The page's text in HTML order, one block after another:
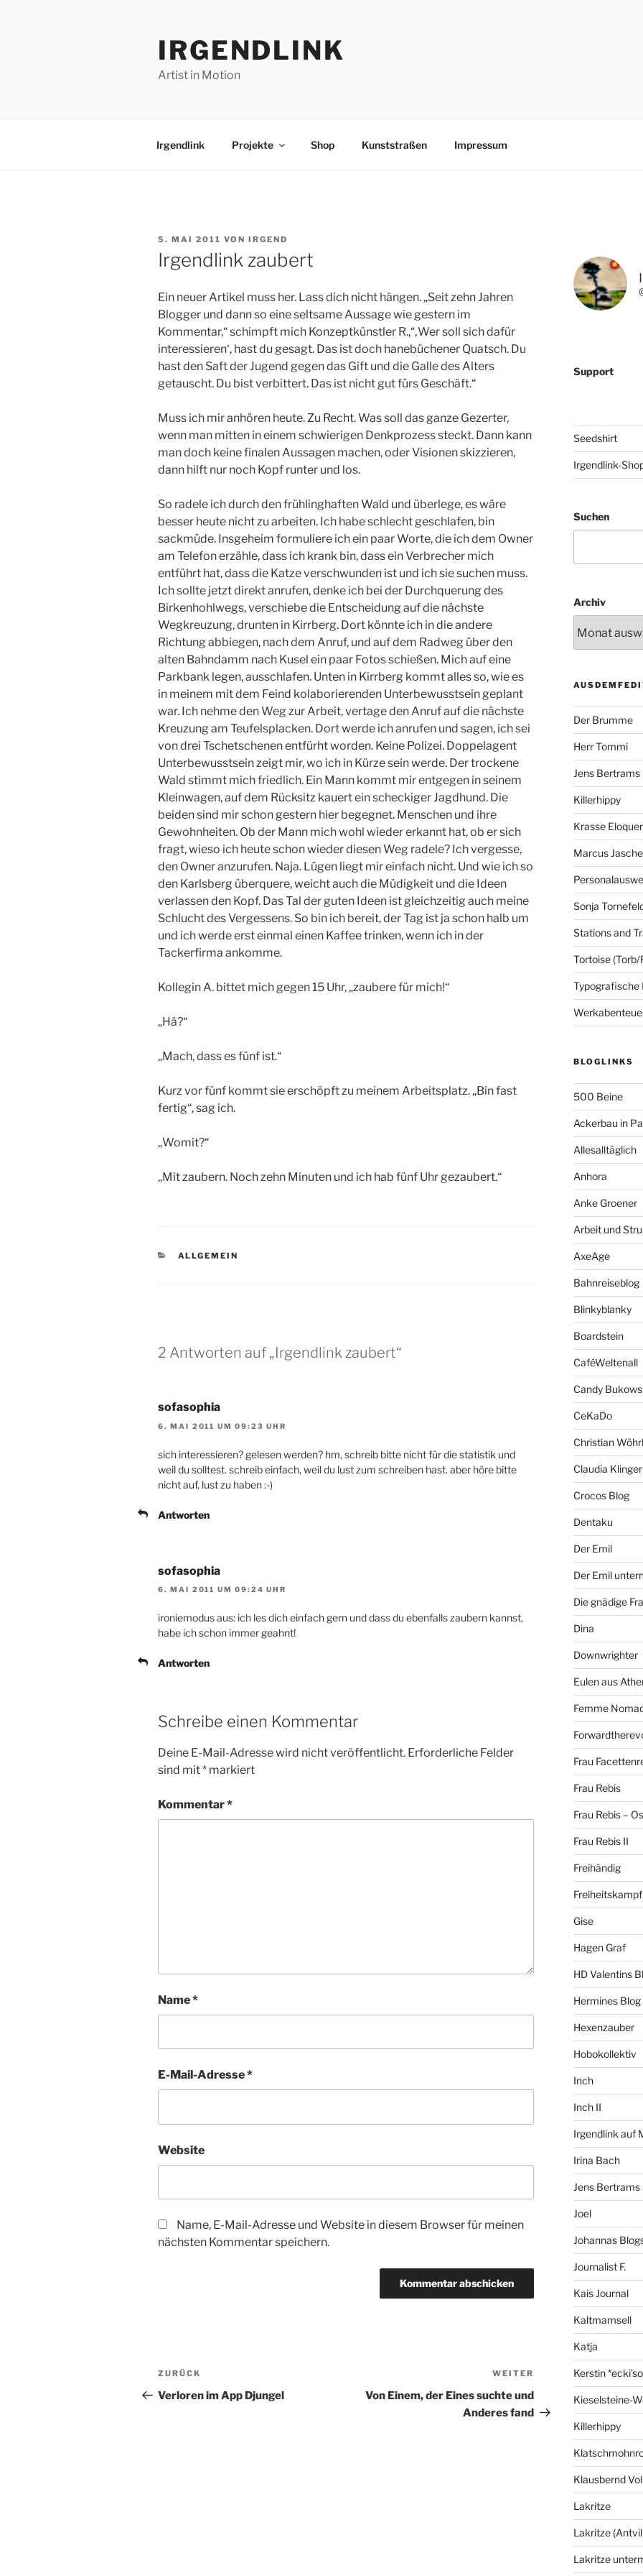
IRGENDLINK
Artist in Motion
Irgendlink Projekte Shop Kunststraßen Impressum
VERÖFFENTLICHT
AM
5. MAI 2011 VON IRGEND
Irgendlink zaubert
Ein neuer Artikel muss her. Lass dich nicht hängen. „Seit zehn Jahren
Blogger und dann so eine seltsame Aussage wie gestern im
Kommentar,“ schimpft mich Konzeptkünstler R.,“‚Wer soll sich dafür
interessieren‘, hast du gesagt. Das ist doch hanebüchener Quatsch. Du
hast den Saft der Jugend gegen das Gift und die Galle des Alters
getauscht. Du bist verbittert. Das ist nicht gut fürs Geschäft.“
Muss ich mir anhören heute. Zu Recht. Was soll das ganze Gezerter,
wenn man mitten in einem schwierigen Denkprozess steckt. Dann kann
man doch keine finalen Aussagen machen, oder Visionen skizzieren,
dann hilft nur noch Kopf runter und los.
So radele ich durch den frühlinghaften Wald und überlege, es wäre
besser heute nicht zu arbeiten. Ich habe schlecht geschlafen, bin
sackmüde. Insgeheim formuliere ich ein paar Worte, die ich dem Owner
am Telefon erzähle, dass ich krank bin, dass ein Verbrecher mich
entführt hat, dass die Katze verschwunden ist und ich sie suchen muss.
Ich sollte jetzt direkt anrufen, denke ich bei der Durchquerung des
Birkenhohlwegs, verschiebe die Entscheidung auf die nächste
Wegkreuzung, drunten in Kirrberg. Dort könnte ich in die andere
Richtung abbiegen, nach dem Anruf, und auf dem Radweg über den
alten Bahndamm nach Kusel ein paar Fotos schießen. Mich auf eine
Parkbank legen, ausschlafen. Unten in Kirrberg kommt alles so, wie es
in meinem mit dem Feind kolaborierenden Unterbewusstsein geplant
war. Ich nehme den Weg zur Arbeit, vertage den Anruf auf die nächste
Kreuzung am Teufelsplacken. Dort werde ich anrufen und sagen, ich sei
von drei Tschetschenen entfürht worden. Keine Polizei. Doppelagent
Unterbewusstsein zeigt mir, wo ich in Kürze sein werde. Der trockene
Wald stimmt mich friedlich. Ein Mann kommt mir entgegen in seinem
Kleinwagen, auf dem Rücksitz kauert ein scheckiger Jagdhund. Die
beiden sind mir schon gestern hier begegnet. Menschen und ihre
Gewohnheiten. Ob der Mann mich wohl wieder erkannt hat, ob er sich
fragt, wieso ich heute schon wieder diesen Weg radele? Ich vergesse,
den Owner anzurufen. Naja. Lügen liegt mir einfach nicht. Und wie ich so
den Karlsberg überquere, weicht auch die Müdigkeit und die Ideen
verlassen den Kopf. Das Tal der guten Ideen ist gleichzeitig auch meine
Schlucht des Vergessens. So bin ich bereit, der Tag ist ja schon halb um
und ich werde erst einmal einen Kaffee trinken, wenn ich in der
Tackerfirma ankomme.
Kollegin A. bittet mich gegen 15 Uhr, „zaubere für mich!“
„Hä?“
„Mach, dass es fünf ist.“
Kurz vor fünf kommt sie erschöpft zu meinem Arbeitsplatz. „Bin fast
fertig“, sag ich.
„Womit?“
„Mit zaubern. Noch zehn Minuten und ich hab fünf Uhr gezaubert.“
KATEGORIEN
ALLGEMEIN
2 Antworten auf „Irgendlink zaubert“
sofasophia
6. MAI 2011 UM 09:23 UHR
sich interessieren? gelesen werden? hm, schreib bitte nicht für die statistik und
weil du solltest. schreib einfach, weil du lust zum schreiben hast. aber höre bitte
nicht auf, lust zu haben :-)
Antworten
sofasophia
6. MAI 2011 UM 09:24 UHR
ironiemodus aus: ich les dich einfach gern und dass du ebenfalls zaubern kannst,
habe ich schon immer geahnt!
Antworten
Schreibe einen Kommentar
Deine E-Mail-Adresse wird nicht veröffentlicht. Erforderliche Felder
sind mit* markiert
Kommentar*
Name*
E-Mail-Adresse*
Website
Name, E-Mail-Adresse und Website in diesem Browser für meinen
nächsten Kommentar speichern.
Beitragsnavigation
Vorheriger
Beitrag
ZURÜCK
Verloren im App Djungel
Nächster
Beitrag
WEITER
Von Einem, der Eines suchte und
Anderes fand
Support
Seedshirt
Irgendlink-
Suchen
Archiv
Der Brumme
Herr Tommi
Jens Bertrams
Killerhippy
Krasse
Marcus
Sonja
Stations and
Tortoise (Torb/
Typografische
BLOGLINKS
500 Beine
Ackerbau in
Allesalltäglich
Anhora
Anke Groener
Arbeit und
AxeAge
Bahnreiseblog
Blinkyblanky
Boardstein
CaféWeltenall
Candy
CeKaDo
Christian Wöhrl
Claudia Klinger
Crocos Blog
Dentaku
Der Emil
Der Emil
Die gnädige
Dina
Downwrighter
Eulen aus
Femme
Frau
Frau Rebis
Frau Rebis –
Frau Rebis II
Freihändig
Freiheitskampf
Gise
Hagen Graf
HD Valentins
Hermines Blog
Hexenzauber
Hobokollektiv
Inch
Inch II
Irgendlink auf
Irina Bach
Jens Bertrams
Joel
Johannas
Journalist F.
Kais Journal
Kaltmamsell
Katja
Kerstin
Kieselsteine-
Killerhippy
Klausbernd
Lakritze
Lakritze
Lakritze